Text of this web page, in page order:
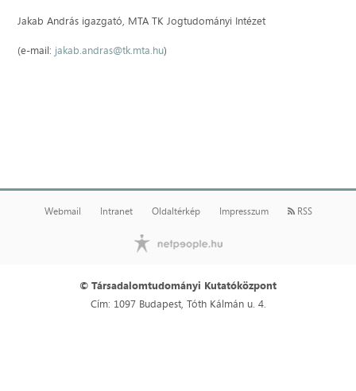
Jakab András igazgató, MTA TK Jogtudományi Intézet
(e-mail: jakab.andras@tk.mta.hu)
Webmail Intranet Oldaltérkép Impresszum RSS
© Társadalomtudományi Kutatóközpont
Cím: 1097 Budapest, Tóth Kálmán u. 4.